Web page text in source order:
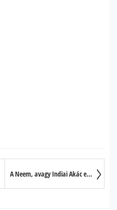
A Neem, avagy Indiai Akác egészségügyi hatásai